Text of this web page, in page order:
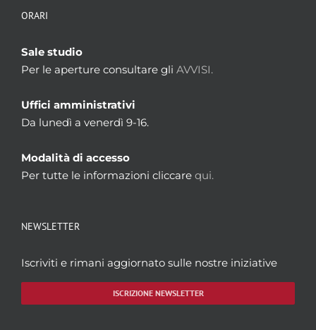
ORARI
Sale studio
Per le aperture consultare gli AVVISI.
Uffici amministrativi
Da lunedì a venerdì 9-16.
Modalità di accesso
Per tutte le informazioni cliccare qui.
NEWSLETTER
Iscriviti e rimani aggiornato sulle nostre iniziative
ISCRIZIONE NEWSLETTER